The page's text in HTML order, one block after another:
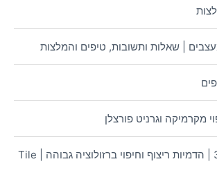
| שאלות ותשובות, טיפים והמלצות
מקרמיקה וגרניט פורצלן
הדמיית אריחים 3D | הדמיות ריצוף וחיפוי ברזולוציה גבוהה | Tile